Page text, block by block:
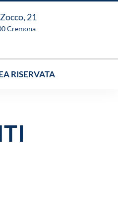
21
Cremona
RISERVATA